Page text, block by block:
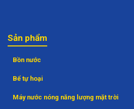
Sản phẩm
Bồn nước
Bể tự hoại
Máy nước nóng năng lượng mặt trời